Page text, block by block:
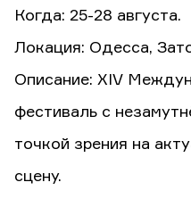
Когда: 25-28 августа.
Локация: Одесса,
Описание: XIV
фестиваль c
точкой зрения на
сцену.